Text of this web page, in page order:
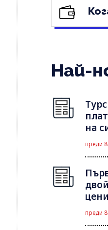
Най-
на
преди
преди